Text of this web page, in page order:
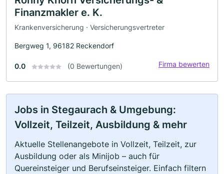
Finanzmakler e. K.
Krankenversicherung · Versicherungsvertreter
Bergweg 1, 96182 Reckendorf
0.0 (0 Bewertungen) Firma bewerten
Jobs in Stegaurach & Umgebung:
Vollzeit, Teilzeit, Ausbildung & mehr
Aktuelle Stellenangebote in Vollzeit, Teilzeit, zur
Ausbildung oder als Minijob – auch für
Quereinsteiger und Berufseinsteiger. Einfach filtern